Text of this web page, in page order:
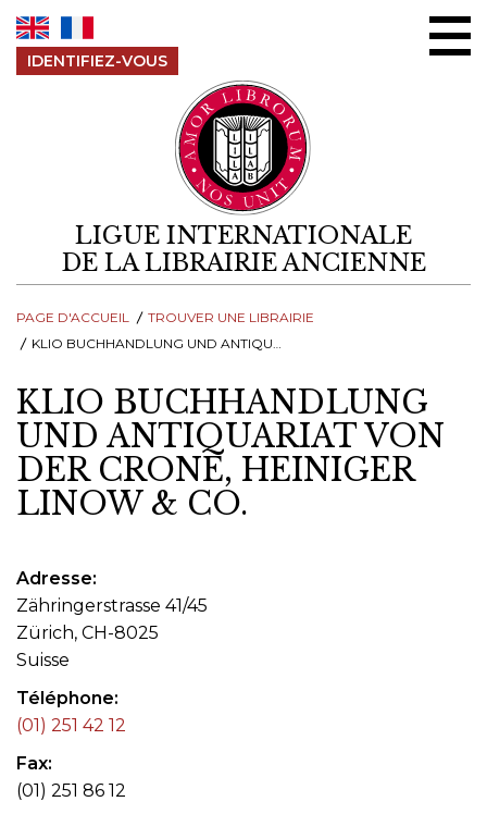
IDENTIFIEZ-VOUS
LIGUE INTERNATIONALE
DE LA LIBRAIRIE ANCIENNE
PAGE D'ACCUEIL
TROUVER UNE LIBRAIRIE
KLIO BUCHHANDLUNG UND ANTIQUARIAT VON DER CRONE, HEINIGER LINOW & CO.
KLIO BUCHHANDLUNG
UND ANTIQUARIAT VON
DER CRONE, HEINIGER
LINOW & CO.
Adresse
Zähringerstrasse 41/45
Zürich, CH-8025
Suisse
Téléphone
(01) 251 42 12
Fax
(01) 251 86 12